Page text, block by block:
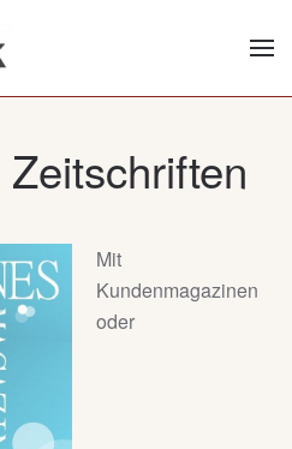
Mit
Kundenmagazinen
oder